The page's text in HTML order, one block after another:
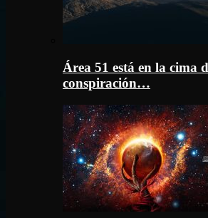
Área 51 está en la cima
conspiración…